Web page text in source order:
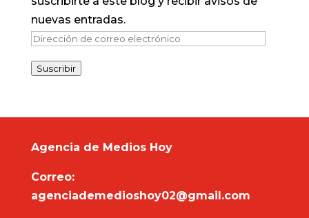
nuevas entradas.
Dirección
correo
Suscribir
Agencia de Medios Hoy
Correo:
agenciademedioshoy02@gmail.com